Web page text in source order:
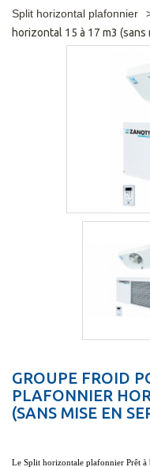
Split horizontal plafonnier
horizontal 15 à 17 m3 (sans
GROUPE FROID
PLAFONNIER
(SANS MISE EN
Le Split horizontale plafonnier Prêt à